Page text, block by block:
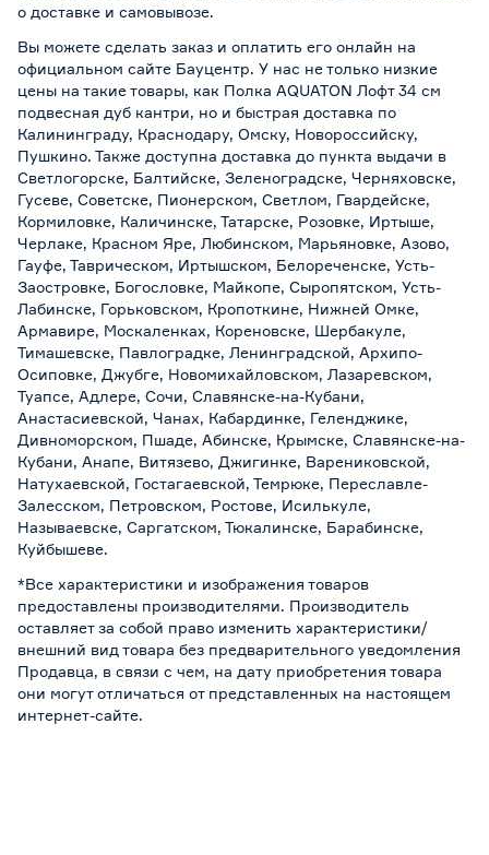
о доставке и самовывозе.
Вы можете сделать заказ и оплатить его онлайн на
официальном сайте Бауцентр. У нас не только низкие
цены на такие товары, как Полка AQUATON Лофт 34 см
подвесная дуб кантри, но и быстрая доставка по
Калининграду, Краснодару, Омску, Новороссийску,
Пушкино. Также доступна доставка до пункта выдачи в
Светлогорске, Балтийске, Зеленоградске, Черняховске,
Гусеве, Советске, Пионерском, Светлом, Гвардейске,
Кормиловке, Каличинске, Татарске, Розовке, Иртыше,
Черлаке, Красном Яре, Любинском, Марьяновке, Азово,
Гауфе, Таврическом, Иртышском, Белореченске, Усть-
Заостровке, Богословке, Майкопе, Сыропятском, Усть-
Лабинске, Горьковском, Кропоткине, Нижней Омке,
Армавире, Москаленках, Кореновске, Шербакуле,
Тимашевске, Павлоградке, Ленинградской, Архипо-
Осиповке, Джубге, Новомихайловском, Лазаревском,
Туапсе, Адлере, Сочи, Славянске-на-Кубани,
Анастасиевской, Чанах, Кабардинке, Геленджике,
Дивноморском, Пшаде, Абинске, Крымске, Славянске-на-
Кубани, Анапе, Витязево, Джигинке, Варениковской,
Натухаевской, Гостагаевской, Темрюке, Переславле-
Залесском, Петровском, Ростове, Исилькуле,
Называевске, Саргатском, Тюкалинске, Барабинске,
Куйбышеве.
*Все характеристики и изображения товаров
предоставлены производителями. Производитель
оставляет за собой право изменить характеристики/
внешний вид товара без предварительного уведомления
Продавца, в связи с чем, на дату приобретения товара
они могут отличаться от представленных на настоящем
интернет-сайте.